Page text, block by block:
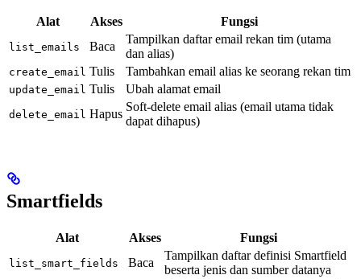
Alat Akses Fungsi
list_emails Baca
Tampilkan daftar email rekan tim (utama
dan alias)
create_email Tulis Tambahkan email alias ke seorang rekan tim
update_email Tulis Ubah alamat email
delete_email Hapus
Soft-delete email alias (email utama tidak
dapat dihapus)
Smartfields
Alat Akses Fungsi
list_smart_fields Baca
Tampilkan daftar definisi Smartfield
beserta jenis dan sumber datanya